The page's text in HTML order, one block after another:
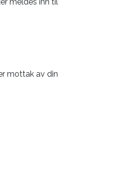
mottak av din